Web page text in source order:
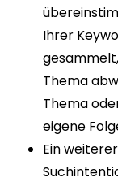
Ihrer
Thema
Thema
eigene
Ein